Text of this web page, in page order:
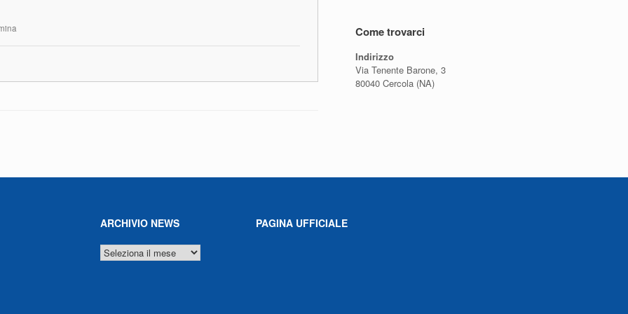
Come trovarci
Indirizzo
Via Tenente Barone, 3
80040 Cercola (NA)
ARCHIVIO NEWS
ARCHIVIO
NEWS
PAGINA UFFICIALE